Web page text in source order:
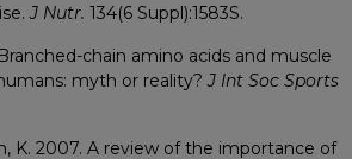
J Nutr. 134(6 Suppl):1583S.
chain amino acids and muscle
myth or reality?J Int Soc Sports
K. 2007. A review of the importance of